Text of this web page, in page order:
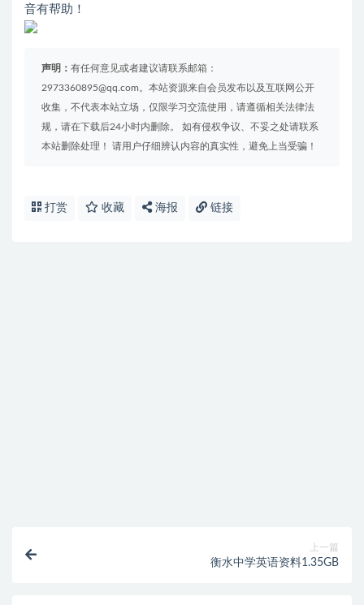
音有帮助！
声明： 有任何意见或者建议请联系邮箱：
2973360895@qq.com。本站资源来自会员发布以及互联网公开
收集，不代表本站立场，仅限学习交流使用，请遵循相关法律法
规，请在下载后24小时内删除。 如有侵权争议、不妥之处请联系
本站删除处理！ 请用户仔细辨认内容的真实性，避免上当受骗！
打赏 收藏 海报 链接
上一篇
衡水中学英语资料1.35GB